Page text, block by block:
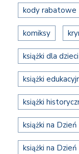
kody rabatowe
komiksy
książki dla dzieci
książki
książki
książki na
książki na